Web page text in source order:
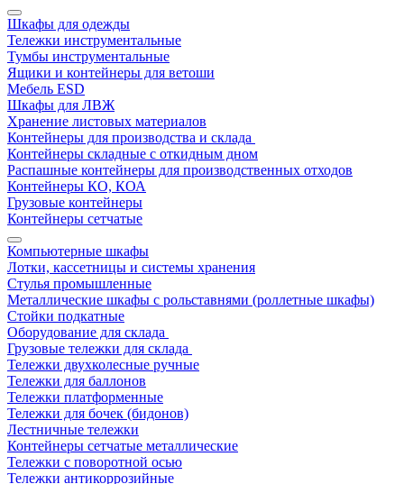
Шкафы для одежды
Тележки инструментальные
Тумбы инструментальные
Ящики и контейнеры для ветоши
Мебель ESD
Шкафы для ЛВЖ
Хранение листовых материалов
Контейнеры для производства и склада
Контейнеры складные с откидным дном
Распашные контейнеры для производственных отходов
Контейнеры КО, КОА
Грузовые контейнеры
Контейнеры сетчатые
Компьютерные шкафы
Лотки, кассетницы и системы хранения
Стулья промышленные
Металлические шкафы с рольставнями (роллетные шкафы)
Стойки подкатные
Оборудование для склада
Грузовые тележки для склада
Тележки двухколесные ручные
Тележки для баллонов
Тележки платформенные
Тележки для бочек (бидонов)
Лестничные тележки
Контейнеры сетчатые металлические
Тележки с поворотной осью
Тележки антикоррозийные